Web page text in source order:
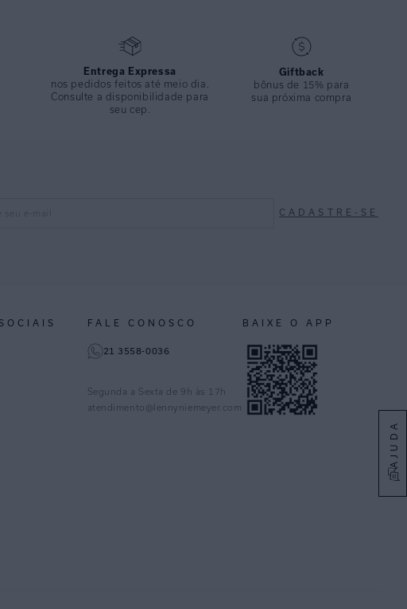
AJUDA
Entrega Expressa
nos pedidos feitos até meio dia.
Consulte a disponibilidade para
seu cep.
Giftback
bônus de 15% para
sua próxima compra
CADASTRE-SE
FALE CONOSCO
21 3558-0036
Segunda a Sexta de 9h às 17h
atendimento@lennyniemeyer.com
BAIXE O APP